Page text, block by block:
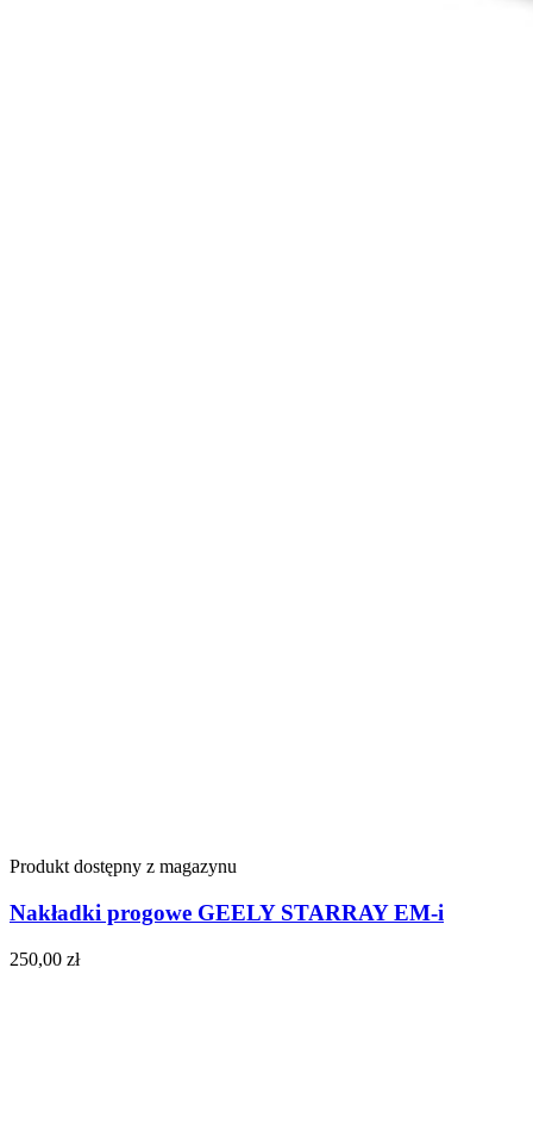
Produkt dostępny z magazynu
Nakładki progowe GEELY STARRAY EM-i
250,00 zł